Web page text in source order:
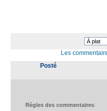
Les
Posté
Règles des commentaires